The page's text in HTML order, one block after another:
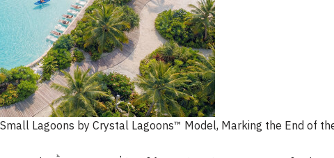
Lagoons by Crystal Lagoons™ Model, Marking the End of